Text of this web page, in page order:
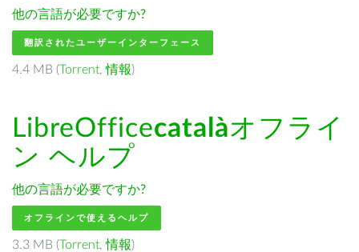
他の言語が必要ですか?
翻訳されたユーザーインターフェース
4.4 MB (Torrent,情報)
LibreOfficecatalàオフライ
ン ヘルプ
他の言語が必要ですか?
オフラインで使えるヘルプ
3.3 MB (Torrent,情報)